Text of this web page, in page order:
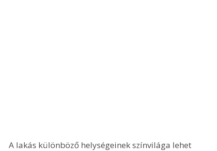
A lakás különböző helységeinek színvilága lehet